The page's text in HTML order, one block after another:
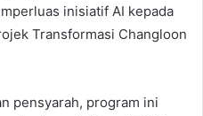
inisiatif AI kepada
Transformasi Changloon
pensyarah, program ini